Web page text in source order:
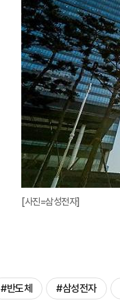
[사진=삼성전자]
#반도체 #삼성전자